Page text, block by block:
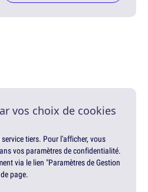
vos choix de cookies
tiers. Pour l'afficher, vous
vos paramètres de confidentialité.
via le lien "Paramètres de Gestion
page.